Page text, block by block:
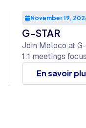
November 19,
G-STAR
Join Moloco at
1:1 meetings
En savoir